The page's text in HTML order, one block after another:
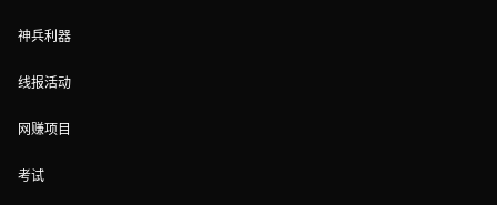
神兵利器
线报活动
网赚项目
考试